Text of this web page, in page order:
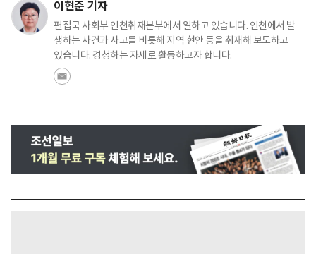
이현준 기자
편집국 사회부 인천취재본부에서 일하고 있습니다. 인천에서 발
생하는 사건과 사고를 비롯해 지역 현안 등을 취재해 보도하고
있습니다. 경청하는 자세로 활동하고자 합니다.